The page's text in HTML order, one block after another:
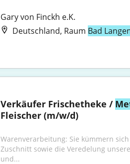
Gary von Finckh e.K.
Deutschland, Raum Bad
Verkäufer Frischetheke /
Fleischer (m/w/d)
Warenverarbeitung: Sie kümmern
Zuschnitt sowie die Veredelung
und...